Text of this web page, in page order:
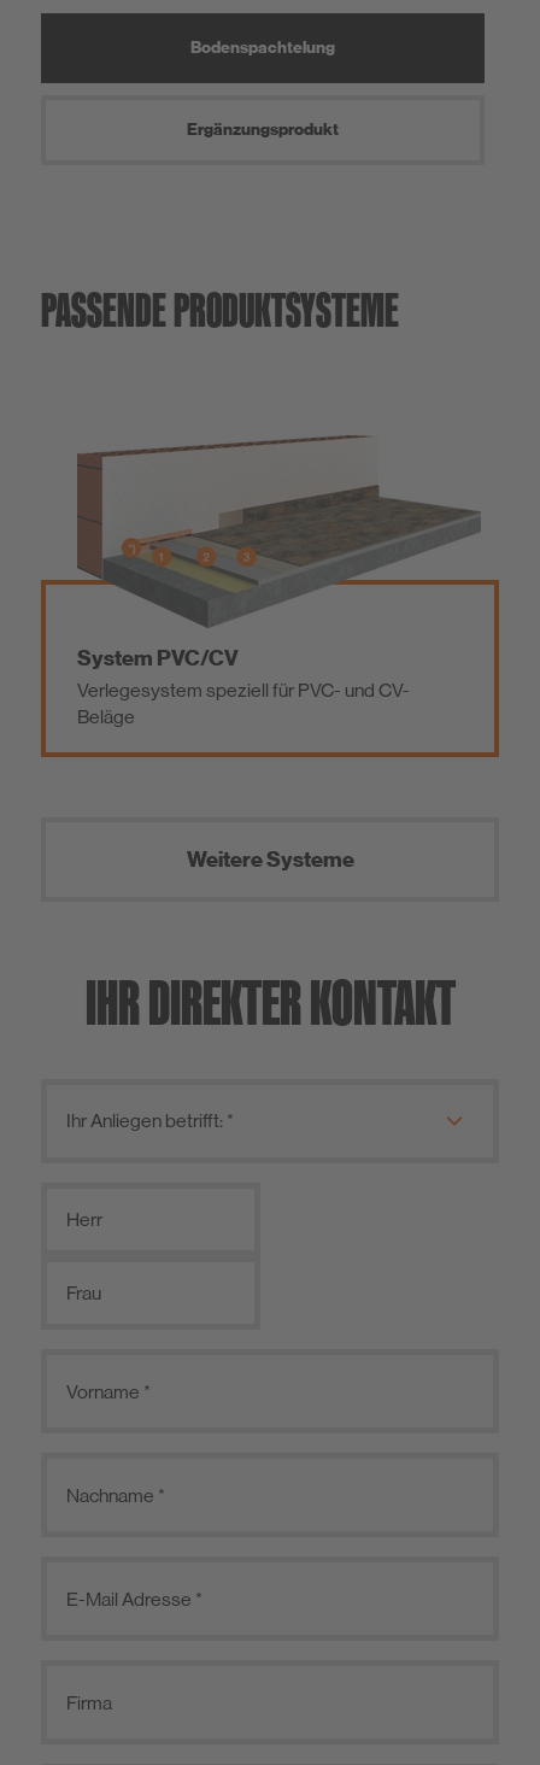
Bodenspachtelung
Ergänzungsprodukt
PASSENDE PRODUKTSYSTEME
System PVC/CV
Verlegesystem speziell für PVC- und CV-
Beläge
Weitere Systeme
IHR DIREKTER KONTAKT
Herr
Frau